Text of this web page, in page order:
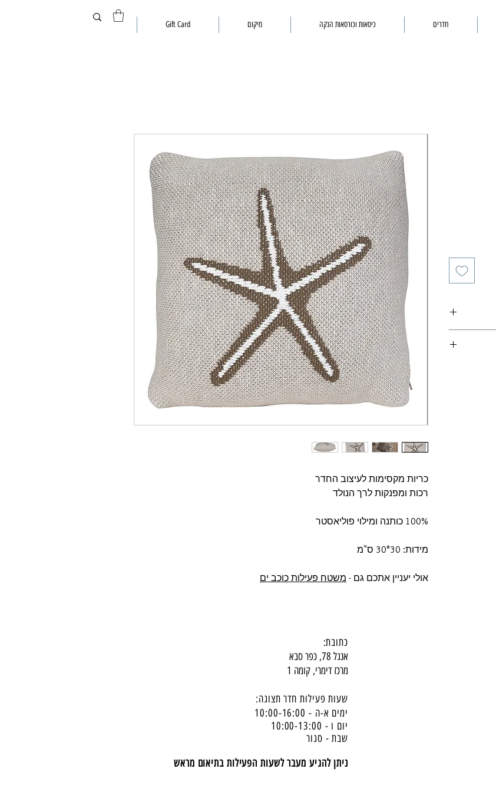
חדרים כיסאות וכורסאות הנקה מיקום Gift Card
כריות מקסימות לעיצוב החדר
רכות ומפנקות לרך הנולד
100% כותנה ומילוי פוליאסטר
מידות: 30*30 ס"מ
אולי יעניין אתכם גם - משטח פעילות כוכב ים
כתובת:
אנגל 78, כפר סבא
מרכז דימרי, קומה 1
שעות פעילות חדר תצוגה:
ימים א-ה - 10:00-16: 00
יום ו - 10:00-13:00
שבת - סגור
ניתן להגיע מעבר לשעות הפעילות בתיאום מראש